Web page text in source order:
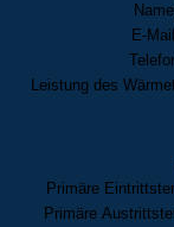
Name
E-Mail
Leistung des
Primäre
Primäre